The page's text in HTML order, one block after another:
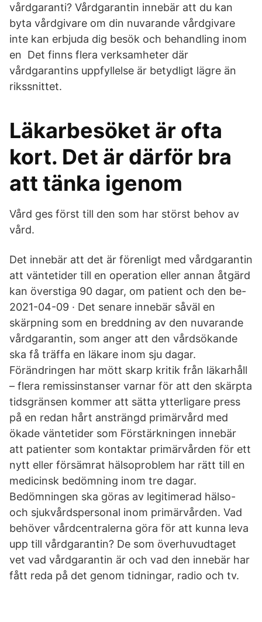
vårdgaranti? Vårdgarantin innebär att du kan
byta vårdgivare om din nuvarande vårdgivare
inte kan erbjuda dig besök och behandling inom
en Det finns flera verksamheter där
vårdgarantins uppfyllelse är betydligt lägre än
rikssnittet.
Läkarbesöket är ofta
kort. Det är därför bra
att tänka igenom
Vård ges först till den som har störst behov av
vård.
Det innebär att det är förenligt med vårdgarantin
att väntetider till en operation eller annan åtgärd
kan överstiga 90 dagar, om patient och den be-
2021-04-09 · Det senare innebär såväl en
skärpning som en breddning av den nuvarande
vårdgarantin, som anger att den vårdsökande
ska få träffa en läkare inom sju dagar.
Förändringen har mött skarp kritik från läkarhåll
– flera remissinstanser varnar för att den skärpta
tidsgränsen kommer att sätta ytterligare press
på en redan hårt ansträngd primärvård med
ökade väntetider som Förstärkningen innebär
att patienter som kontaktar primärvården för ett
nytt eller försämrat hälsoproblem har rätt till en
medicinsk bedömning inom tre dagar.
Bedömningen ska göras av legitimerad hälso-
och sjukvårdspersonal inom primärvården. Vad
behöver vårdcentralerna göra för att kunna leva
upp till vårdgarantin? De som överhuvudtaget
vet vad vårdgarantin är och vad den innebär har
fått reda på det genom tidningar, radio och tv.